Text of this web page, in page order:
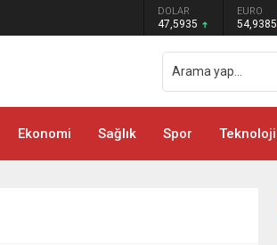
DOLAR
47,5935
EURO
54,9385
Ekonomi Sağlık Spor Teknoloji